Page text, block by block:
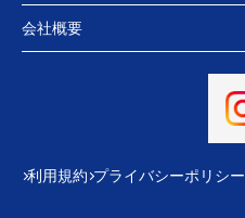
会社概要
利用規約 プライバシーポリシー